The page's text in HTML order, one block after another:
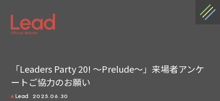
「Leaders Party 20! 〜Prelude〜」来場者アンケ
ートご協力のお願い
Lead 2025.06.30